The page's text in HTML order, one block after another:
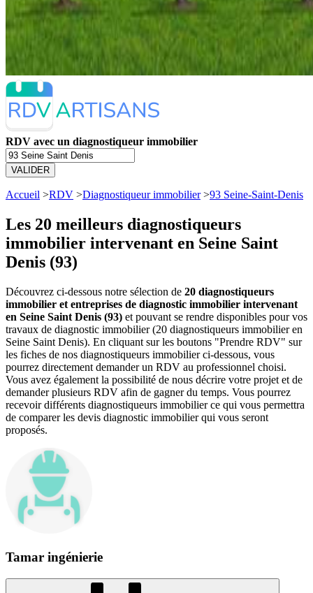
RDV avec un diagnostiqueur immobilier
VALIDER
Accueil >RDV >Diagnostiqueur immobilier>93 Seine-Saint-Denis
Les 20 meilleurs diagnostiqueurs
immobilier intervenant en Seine Saint
Denis (93)
Découvrez ci-dessous notre sélection de 20 diagnostiqueurs
immobilier et entreprises de diagnostic immobilier intervenant
en Seine Saint Denis (93) et pouvant se rendre disponibles pour vos
travaux de diagnostic immobilier (20 diagnostiqueurs immobilier en
Seine Saint Denis). En cliquant sur les boutons "Prendre RDV" sur
les fiches de nos diagnostiqueurs immobilier ci-dessous, vous
pourrez directement demander un RDV au professionnel choisi.
Vous avez également la possibilité de nous décrire votre projet et de
demander plusieurs RDV afin de gagner du temps. Vous pourrez
recevoir différents diagnostiqueurs immobilier ce qui vous permettra
de comparer les devis diagnostic immobilier qui vous seront
proposés.
Tamar ingénierie